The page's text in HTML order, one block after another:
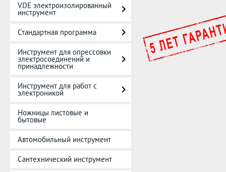
VDE электроизолированный
инструмент
Стандартная программа
Инструмент для опрессовки
электросоединений и
принадлежности
Инструмент для работ с
электроникой
Ножницы листовые и
бытовые
Автомобильный инструмент
Сантехнический инструмент